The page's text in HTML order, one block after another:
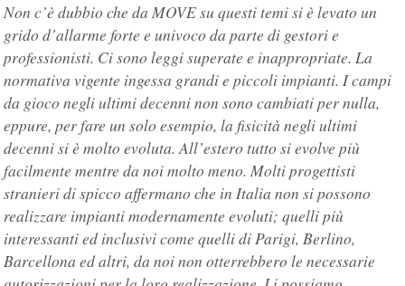
Non c’è dubbio che da MOVE su questi temi si è levato un
grido d’allarme forte e univoco da parte di gestori e
professionisti. Ci sono leggi superate e inappropriate. La
normativa vigente ingessa grandi e piccoli impianti. I campi
da gioco negli ultimi decenni non sono cambiati per nulla,
eppure, per fare un solo esempio, la fisicità negli ultimi
decenni si è molto evoluta. All’estero tutto si evolve più
facilmente mentre da noi molto meno. Molti progettisti
stranieri di spicco affermano che in Italia non si possono
realizzare impianti modernamente evoluti; quelli più
interessanti ed inclusivi come quelli di Parigi, Berlino,
Barcellona ed altri, da noi non otterrebbero le necessarie